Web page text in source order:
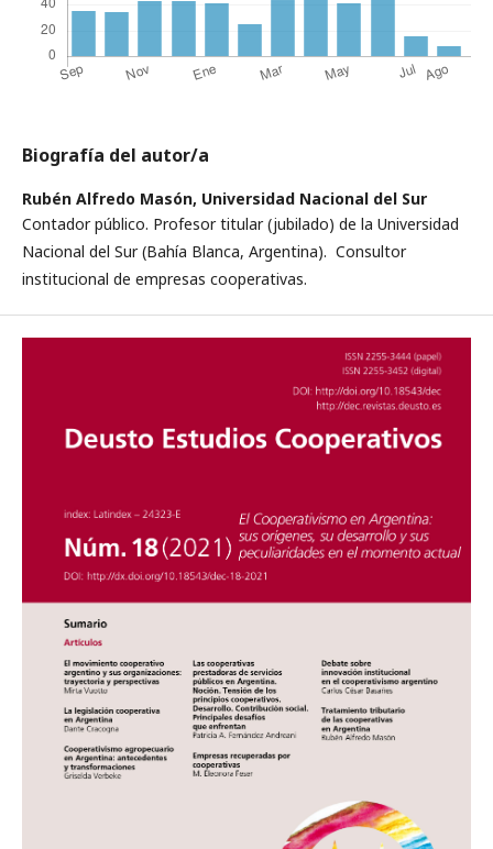
Biografía del autor/a
Rubén Alfredo Masón, Universidad Nacional del Sur
Contador público. Profesor titular (jubilado) de la Universidad
Nacional del Sur (Bahía Blanca, Argentina). Consultor
institucional de empresas cooperativas.